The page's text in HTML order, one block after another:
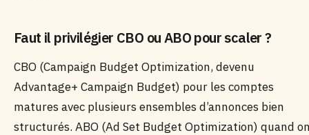
Faut il privilégier CBO ou ABO pour scaler ?
CBO (Campaign Budget Optimization, devenu
Advantage+ Campaign Budget) pour les comptes
matures avec plusieurs ensembles d’annonces bien
structurés. ABO (Ad Set Budget Optimization) quand